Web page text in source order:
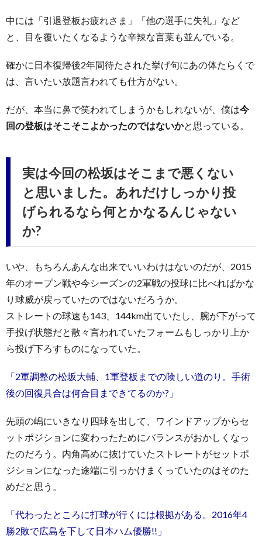
中には「引退登板お疲れさま」「他の選手に失礼」など
と、目を覆いたくなるような辛辣な言葉も並んでいる。
確かに日本復帰後2年間待たされた挙げ句にあの体たらくで
は、言いたい放題言われても仕方がない。
だが、本当に鼻で笑われてしまうかもしれないが、僕は今
回の登板はそこそこよかったのではないかと思っている。
実は今回の松坂はそこまで悪くない
と思いました。あれだけしっかり投
げられるなら何とかなるんじゃない
か?
いや、もちろんあんな出来でいいわけはないのだが、2015
年のオープン戦や今シーズンの2軍戦の投球に比べればかな
り球威が戻っていたのではないだろうか。
ストレートの球速も143、144km出ていたし、腕が下がって
手投げ状態だと散々言われていたフォームもしっかり上か
ら投げ下ろすものになっていた。
「2軍調整の松坂大輔、1軍登板までの険しい道のり。手術
後の回復具合は何合目まできてるのか?」
先頭の嶋にいきなり四球を出して、ワインドアップからセ
ットポジションに変わったためにバランスがおかしくなっ
たのだろう。内角高めに抜けていたストレートがセットポ
ジションになった途端に引っかけまくっていたのはそのた
めだと思う。
「代わったところに打球が行くには根拠がある。2016年4
勝2敗で広島を下して日本ハム優勝!!」